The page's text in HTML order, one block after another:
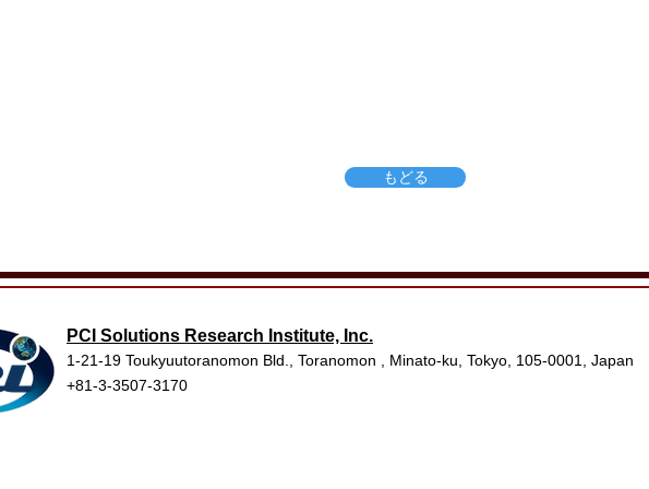
もどる
PCI Solutions Research Institute, Inc.
1-21-19 Toukyuutoranomon Bld., Toranomon , Minato-ku, Tokyo, 105-0001, Japan
+81-3-3507-3170